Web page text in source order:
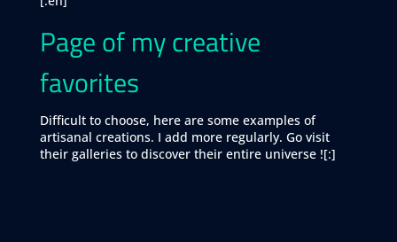
Page of my creative
favorites
Difficult to choose, here are some examples of
artisanal creations. I add more regularly. Go visit
their galleries to discover their entire universe ![:]